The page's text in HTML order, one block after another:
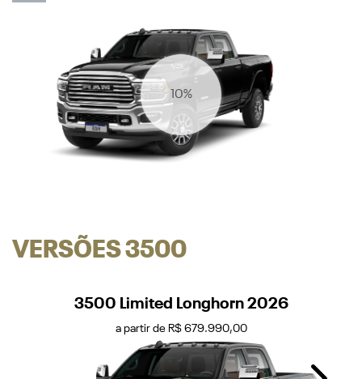
13%
VERSÕES 3500
3500 Limited Longhorn 2026
a partir de R$ 679.990,00